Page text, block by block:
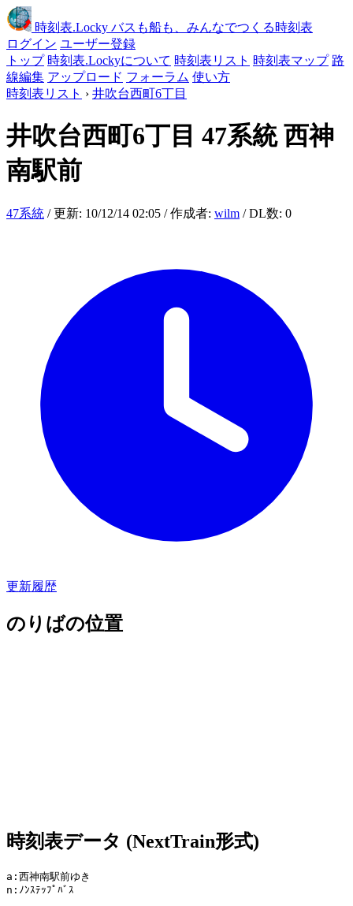
時刻表.Locky バスも船も、みんなでつくる時刻表
ログイン ユーザー登録
トップ 時刻表.Lockyについて 時刻表リスト 時刻表マップ 路
線編集 アップロード フォーラム 使い方
時刻表リスト › 井吹台西町6丁目
井吹台西町6丁目 47系統 西神
南駅前
47系統 / 更新: 10/12/14 02:05 / 作成者: wilm / DL数: 0
更新履歴
のりばの位置
時刻表データ (NextTrain形式)
a:西神南駅前ゆき
n:ﾉﾝｽﾃｯﾌﾟﾊﾞｽ